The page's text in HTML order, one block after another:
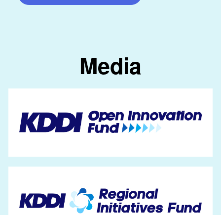
Media